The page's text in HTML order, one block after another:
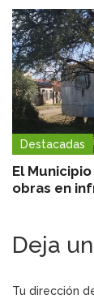
Destacadas
El
obras en
Deja
Tu dirección